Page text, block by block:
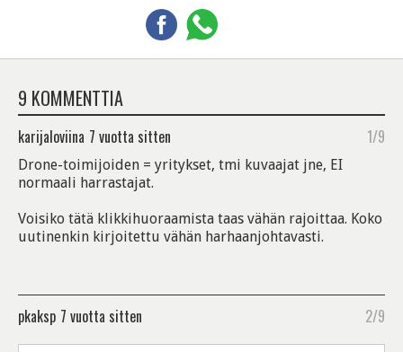
9 KOMMENTTIA
karijaloviina 7 vuotta sitten 1/9
Drone-toimijoiden = yritykset, tmi kuvaajat jne, EI
normaali harrastajat.
Voisiko tätä klikkihuoraamista taas vähän rajoittaa. Koko
uutinenkin kirjoitettu vähän harhaanjohtavasti.
pkaksp 7 vuotta sitten 2/9